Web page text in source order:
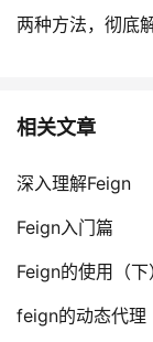
两种方法，彻底
相关文章
深入理解Feign
Feign入门篇
Feign的使用（下
feign的动态代理